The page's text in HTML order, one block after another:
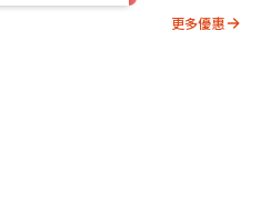
更多優惠